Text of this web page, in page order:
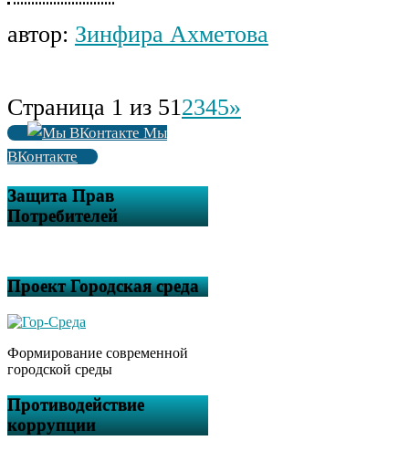
автор: Зинфира Ахметова
Страница 1 из 512345»
Мы
ВКонтакте
Защита Прав
Потребителей
Проект Городская среда
Формирование современной
городской среды
Противодействие
коррупции